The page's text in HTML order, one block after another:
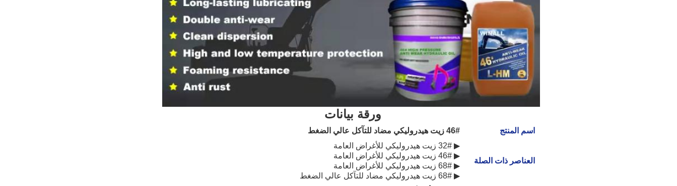
ورقة بيانات
اسم المنتج 46# زيت هيدروليكي مضاد للتآكل عالي الضغط
العناصر ذات الصلة
▶ 32# زيت هيدروليكي للأغراض العامة
▶ 46# زيت هيدروليكي للأغراض العامة
▶ 68# زيت هيدروليكي للأغراض العامة
▶ 68# زيت هيدروليكي مضاد للتآكل عالي الضغط